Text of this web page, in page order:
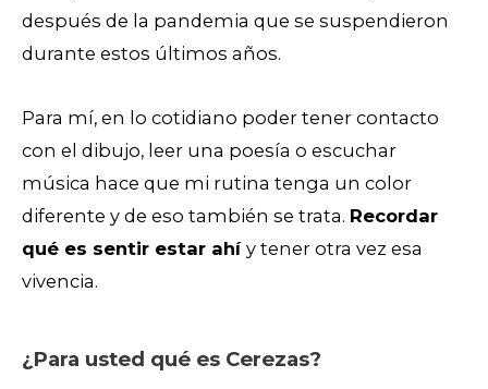
después de la pandemia que se suspendieron
durante estos últimos años.
Para mí, en lo cotidiano poder tener contacto
con el dibujo, leer una poesía o escuchar
música hace que mi rutina tenga un color
diferente y de eso también se trata. Recordar
qué es sentir estar ahí y tener otra vez esa
vivencia.
¿Para usted qué es Cerezas?